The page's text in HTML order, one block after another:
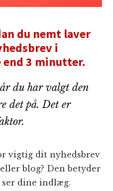
du nemt laver
i
end 3 minutter.
du har valgt den
det på. Det er
vigtig dit nyhedsbrev
blog? Den betyder
dine indlæg.